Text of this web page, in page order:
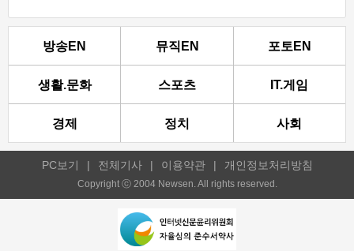
방송EN 뮤직EN 포토EN
생활.문화 스포츠 IT.게임
경제 정치 사회
PC보기 | 전체기사 | 이용약관 | 개인정보처리방침
Copyright ⓒ 2004 Newsen. All rights reserved.